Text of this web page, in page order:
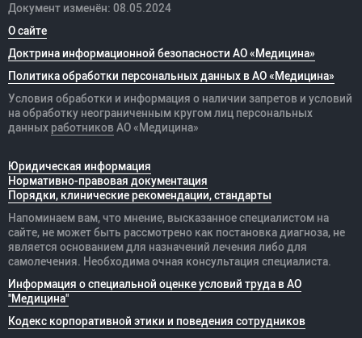
Документ изменён: 08.05.2024
О сайте
Доктрина информационной безопасности АО «Медицина»
Политика обработки персональных данных в АО «Медицина»
Условия обработки и информация о наличии запретов и условий
на обработку неограниченным кругом лиц персональных
данных работников АО «Медицина»
Юридическая информация
Нормативно-правовая документация
Порядки, клинические рекомендации, стандарты
Напоминаем вам, что мнение, высказанное специалистом на
сайте, не может быть рассмотрено как постановка диагноза, не
является основанием для назначений лечения либо для
самолечения. Необходима очная консультация специалиста.
Информация о специальной оценке условий труда в АО
"Медицина"
Кодекс корпоративной этики и поведения сотрудников